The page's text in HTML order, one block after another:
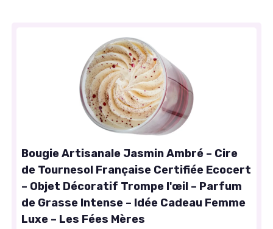
Bougie Artisanale Jasmin Ambré – Cire
de Tournesol Française Certifiée Ecocert
– Objet Décoratif Trompe l'œil – Parfum
de Grasse Intense – Idée Cadeau Femme
Luxe – Les Fées Mères